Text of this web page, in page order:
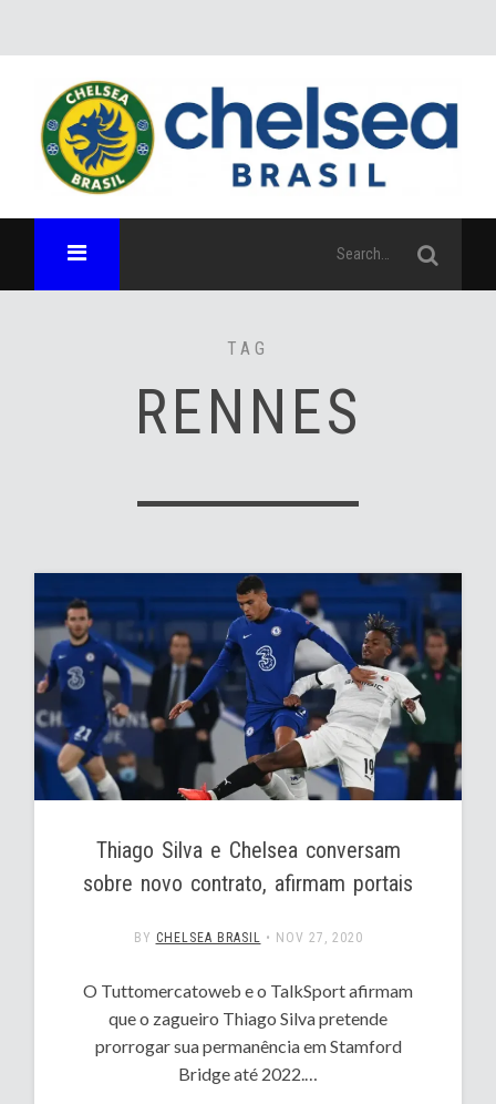
TAG
RENNES
Thiago Silva e Chelsea conversam
sobre novo contrato, afirmam portais
BY CHELSEA BRASIL • NOV 27, 2020
O Tuttomercatoweb e o TalkSport afirmam
que o zagueiro Thiago Silva pretende
prorrogar sua permanência em Stamford
Bridge até 2022.…